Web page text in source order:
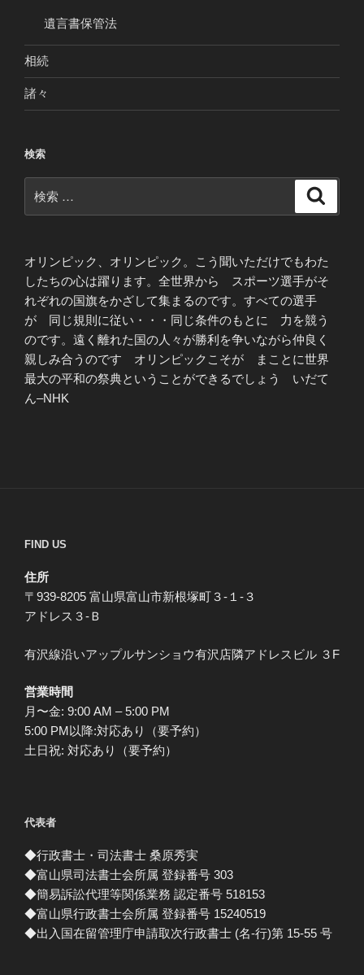
遺言書保管法
相続
諸々
検索
索:
オリンピック、オリンピック。こう聞いただけでもわた
したちの心は躍ります。全世界から スポーツ選手がそ
れぞれの国旗をかざして集まるのです。すべての選手
が 同じ規則に従い・・・同じ条件のもとに 力を競う
のです。遠く離れた国の人々が勝利を争いながら仲良く
親しみ合うのです オリンピックこそが まことに世界
最大の平和の祭典ということができるでしょう いだて
ん–NHK
FIND US
住所
〒939-8205 富山県富山市新根塚町３-１-３
アドレス３-Ｂ
有沢線沿いアップルサンショウ有沢店隣アドレスビル ３F
営業時間
月〜金: 9:00 AM – 5:00 PM
5:00 PM以降:対応あり（要予約）
土日祝: 対応あり（要予約）
代表者
◆行政書士・司法書士 桑原秀実
◆富山県司法書士会所属 登録番号 303
◆簡易訴訟代理等関係業務 認定番号 518153
◆富山県行政書士会所属 登録番号 15240519
◆出入国在留管理庁申請取次行政書士 (名-行)第 15-55 号